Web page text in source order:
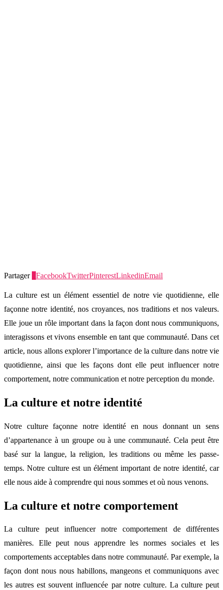
Partager FacebookTwitterPinterestLinkedinEmail
La culture est un élément essentiel de notre vie quotidienne, elle
façonne notre identité, nos croyances, nos traditions et nos valeurs.
Elle joue un rôle important dans la façon dont nous communiquons,
interagissons et vivons ensemble en tant que communauté. Dans cet
article, nous allons explorer l’importance de la culture dans notre vie
quotidienne, ainsi que les façons dont elle peut influencer notre
comportement, notre communication et notre perception du monde.
La culture et notre identité
Notre culture façonne notre identité en nous donnant un sens
d’appartenance à un groupe ou à une communauté. Cela peut être
basé sur la langue, la religion, les traditions ou même les passe-
temps. Notre culture est un élément important de notre identité, car
elle nous aide à comprendre qui nous sommes et où nous venons.
La culture et notre comportement
La culture peut influencer notre comportement de différentes
manières. Elle peut nous apprendre les normes sociales et les
comportements acceptables dans notre communauté. Par exemple, la
façon dont nous nous habillons, mangeons et communiquons avec
les autres est souvent influencée par notre culture. La culture peut